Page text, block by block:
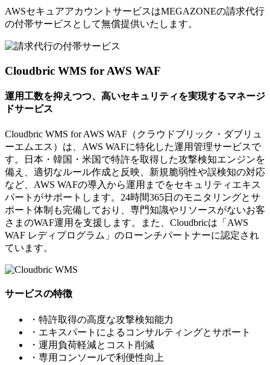
AWSセキュアアカウントサービスはMEGAZONEの請求代行
の付帯サービスとして無償提供いたします。
Cloudbric WMS for AWS WAF
運用工数を抑えつつ、高いセキュリティを実現するマネージ
ドサービス
Cloudbric WMS for AWS WAF（クラウドブリック・ダブリュ
ーエムエス）は、AWS WAFに特化した運用管理サービスで
す。日本・韓国・米国で特許を取得した攻撃検知エンジンを
備え、適切なルール作成と反映、新規脆弱性や誤検知の対応
など、AWS WAFの導入から運用までをセキュリティエキス
パートがサポートします。24時間365日のモニタリングとサ
ポート体制も完備しており、専門知識やリソースがないお客
さまのWAF運用を支援します。また、Cloudbricは「AWS
WAF レディプログラム」のローンチパートナーに認定され
ています。
サービスの特徴
・特許取得の高度な攻撃検知能力
・エキスパートによるコンサルティングとサポート
・運用負荷軽減とコスト削減
・専用コンソールで利便性向上